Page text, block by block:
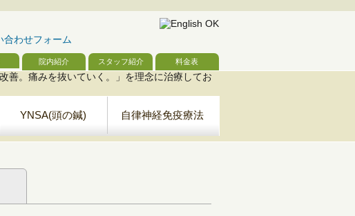
院内紹介 スタッフ紹介 料金表
YNSA(頭の鍼) 自律神経免疫療法